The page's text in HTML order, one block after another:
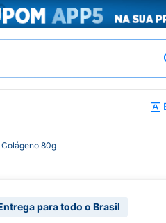
80g
para todo o Brasil